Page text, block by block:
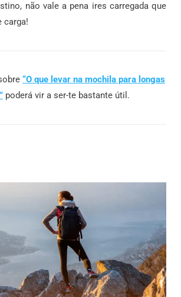
não vale a pena ires carregada que
carga!
“O que levar na mochila para longas
poderá vir a ser-te bastante útil.